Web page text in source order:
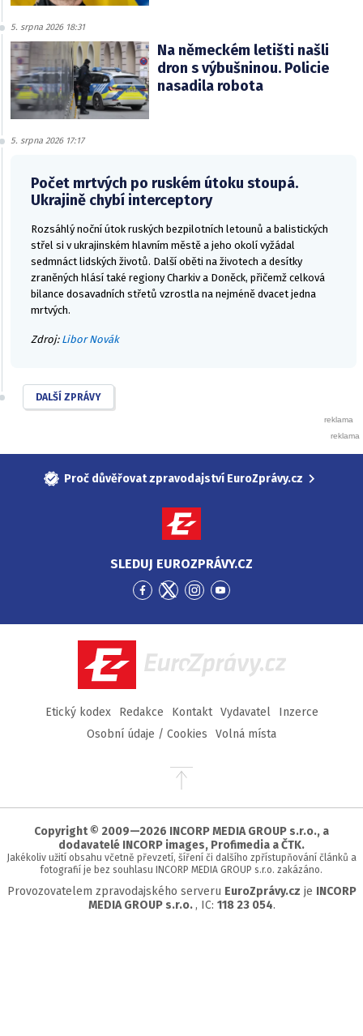
5. srpna 2026 18:31
Na německém letišti našli
dron s výbušninou. Policie
nasadila robota
5. srpna 2026 17:17
Počet mrtvých po ruském útoku stoupá.
Ukrajině chybí interceptory
Rozsáhlý noční útok ruských bezpilotních letounů a balistických
střel si v ukrajinském hlavním městě a jeho okolí vyžádal
sedmnáct lidských životů. Další oběti na životech a desítky
zraněných hlásí také regiony Charkiv a Doněck, přičemž celková
bilance dosavadních střetů vzrostla na nejméně dvacet jedna
mrtvých.
Zdroj: Libor Novák
DALŠÍ ZPRÁVY
Proč důvěřovat zpravodajství EuroZprávy.cz
SLEDUJ EUROZPRÁVY.CZ
Přejít
Facebook
Přejít
Twitter
Přejít
Instagram
Přejít
YouTube
EuroZprávy.cz
Etický kodex Redakce Kontakt Vydavatel
Inzerce
Osobní údaje / Cookies
Volná místa
Přejít
stránky
Copyright © 2009—2026 INCORP MEDIA GROUP s.r.o., a
dodavatelé INCORP images, Profimedia a ČTK.
Jakékoliv užití obsahu včetně převzetí, šíření či dalšího zpřístupňování článků a
fotografií je bez souhlasu INCORP MEDIA GROUP s.r.o. zakázáno.
Provozovatelem zpravodajského serveru EuroZprávy.cz je INCORP
MEDIA GROUP s.r.o. , IC: 118 23 054.